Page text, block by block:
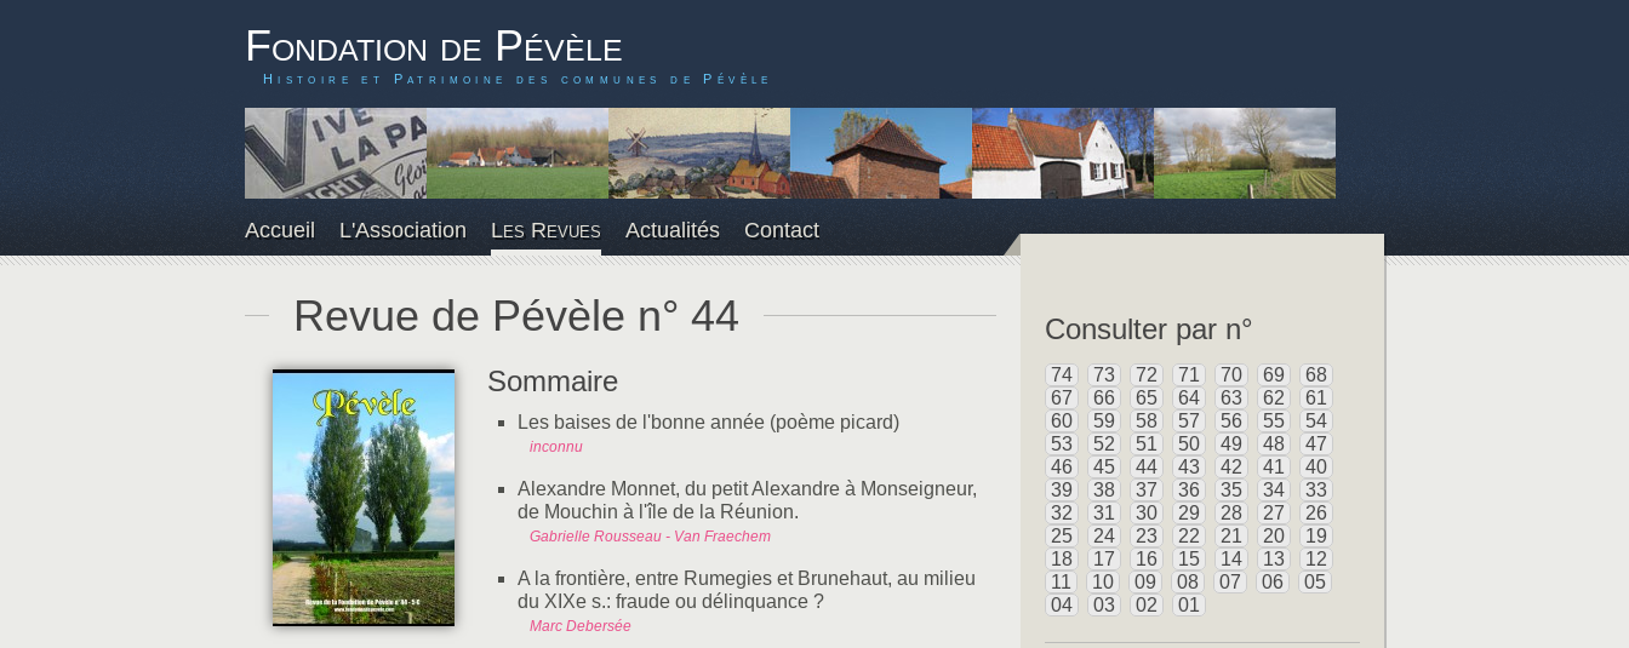
Fondation de Pévèle
Histoire et Patrimoine des communes de Pévèle
Accueil L'Association Les Revues Actualités Contact
Revue de Pévèle n° 44
Sommaire
Les baises de l'bonne année (poème picard)
inconnu
Alexandre Monnet, du petit Alexandre à Monseigneur,
de Mouchin à l'île de la Réunion.
Gabrielle Rousseau - Van Fraechem
A la frontière, entre Rumegies et Brunehaut, au milieu
du XIXe s.: fraude ou délinquance ?
Marc Debersée
Consulter par n°
74 73 72 71 70 69
68
67
66 65 64 63 62
61
60
59 58 57 56 55
54
53
52 51 50 49 48
47
46
45 44 43 42 41
40
39
38 37 36 35 34
33
32
31 30 29 28 27
26
25
24 23 22 21 20
19
18
17 16 15 14 13
12
11
10 09 08 07 06
05
04
03 02 01